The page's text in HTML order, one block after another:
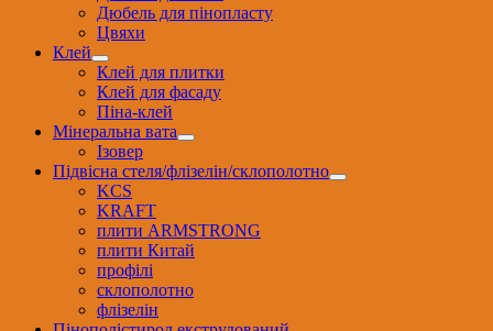
Дюбель для пінопласту
Цвяхи
Клей
Клей для плитки
Клей для фасаду
Піна-клей
Мінеральна вата
Ізовер
Підвісна стеля/флізелін/склополотно
KCS
KRAFT
плити ARMSTRONG
плити Китай
профілі
склополотно
флізелін